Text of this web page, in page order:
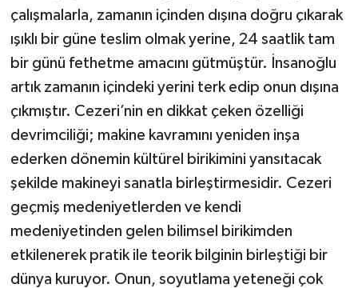
çalışmalarla, zamanın içinden dışına doğru çıkarak
ışıklı bir güne teslim olmak yerine, 24 saatlik tam
bir günü fethetme amacını gütmüştür. İnsanoğlu
artık zamanın içindeki yerini terk edip onun dışına
çıkmıştır. Cezeri’nin en dikkat çeken özelliği
devrimciliği; makine kavramını yeniden inşa
ederken dönemin kültürel birikimini yansıtacak
şekilde makineyi sanatla birleştirmesidir. Cezeri
geçmiş medeniyetlerden ve kendi
medeniyetinden gelen bilimsel birikimden
etkilenerek pratik ile teorik bilginin birleştiği bir
dünya kuruyor. Onun, soyutlama yeteneği çok